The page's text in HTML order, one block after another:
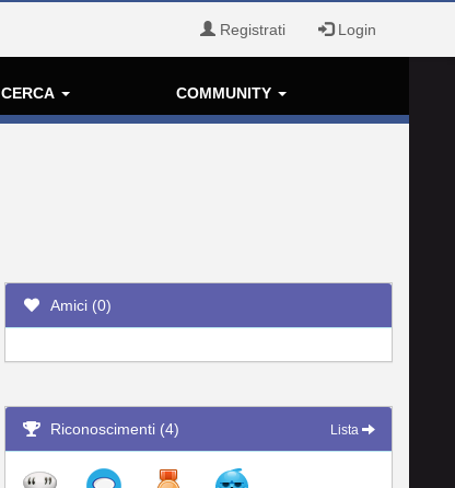
Registrati Login
CERCA COMMUNITY
Amici (0)
Riconoscimenti (4) Lista